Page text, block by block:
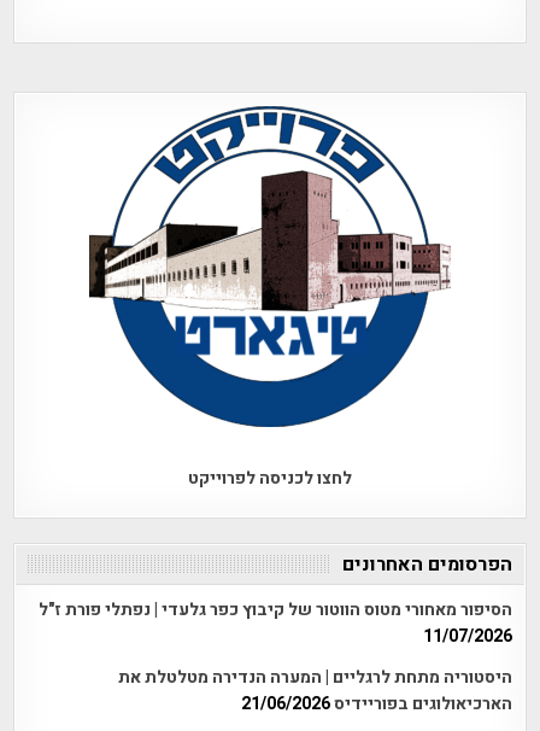
לחצו לכניסה לפרוייקט
הפרסומים האחרונים
הסיפור מאחורי מטוס הווטור של קיבוץ כפר גלעדי | נפתלי פורת ז"ל
11/07/2026
היסטוריה מתחת לרגליים | המערה הנדירה מטלטלת את
הארכיאולוגים בפוריידיס21/06/2026